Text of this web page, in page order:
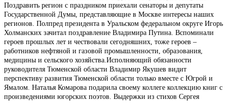
Поздравить регион с праздником приехали сенаторы и депутаты
Государственной Думы, представляющие в Москве интересы наших
регионов. Полпред президента в Уральском федеральном округе Игорь
Холманских зачитал поздравление Владимира Путина. Вспоминали
героев прошлых лет и чествовали сегодняшних, тоже героев –
работников нефтяной и газовой промышленности, образования,
медицины и сельского хозяйства.Исполняющий обязанности
руководителя Тюменской области Владимир Якушев видит
перспективу развития Тюменской области только вместе с Югрой и
Ямалом. Наталья Комарова подарила своему коллеге коллекцию книг с
произведениями югорских поэтов. Выдержки из стихов Сергея